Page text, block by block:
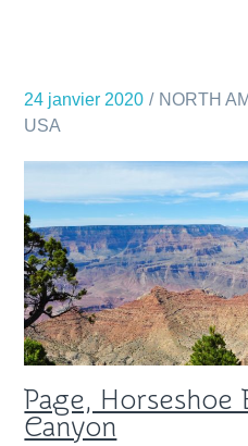
24 janvier 2020 NORTH
USA
Page, Horseshoe
Canyon